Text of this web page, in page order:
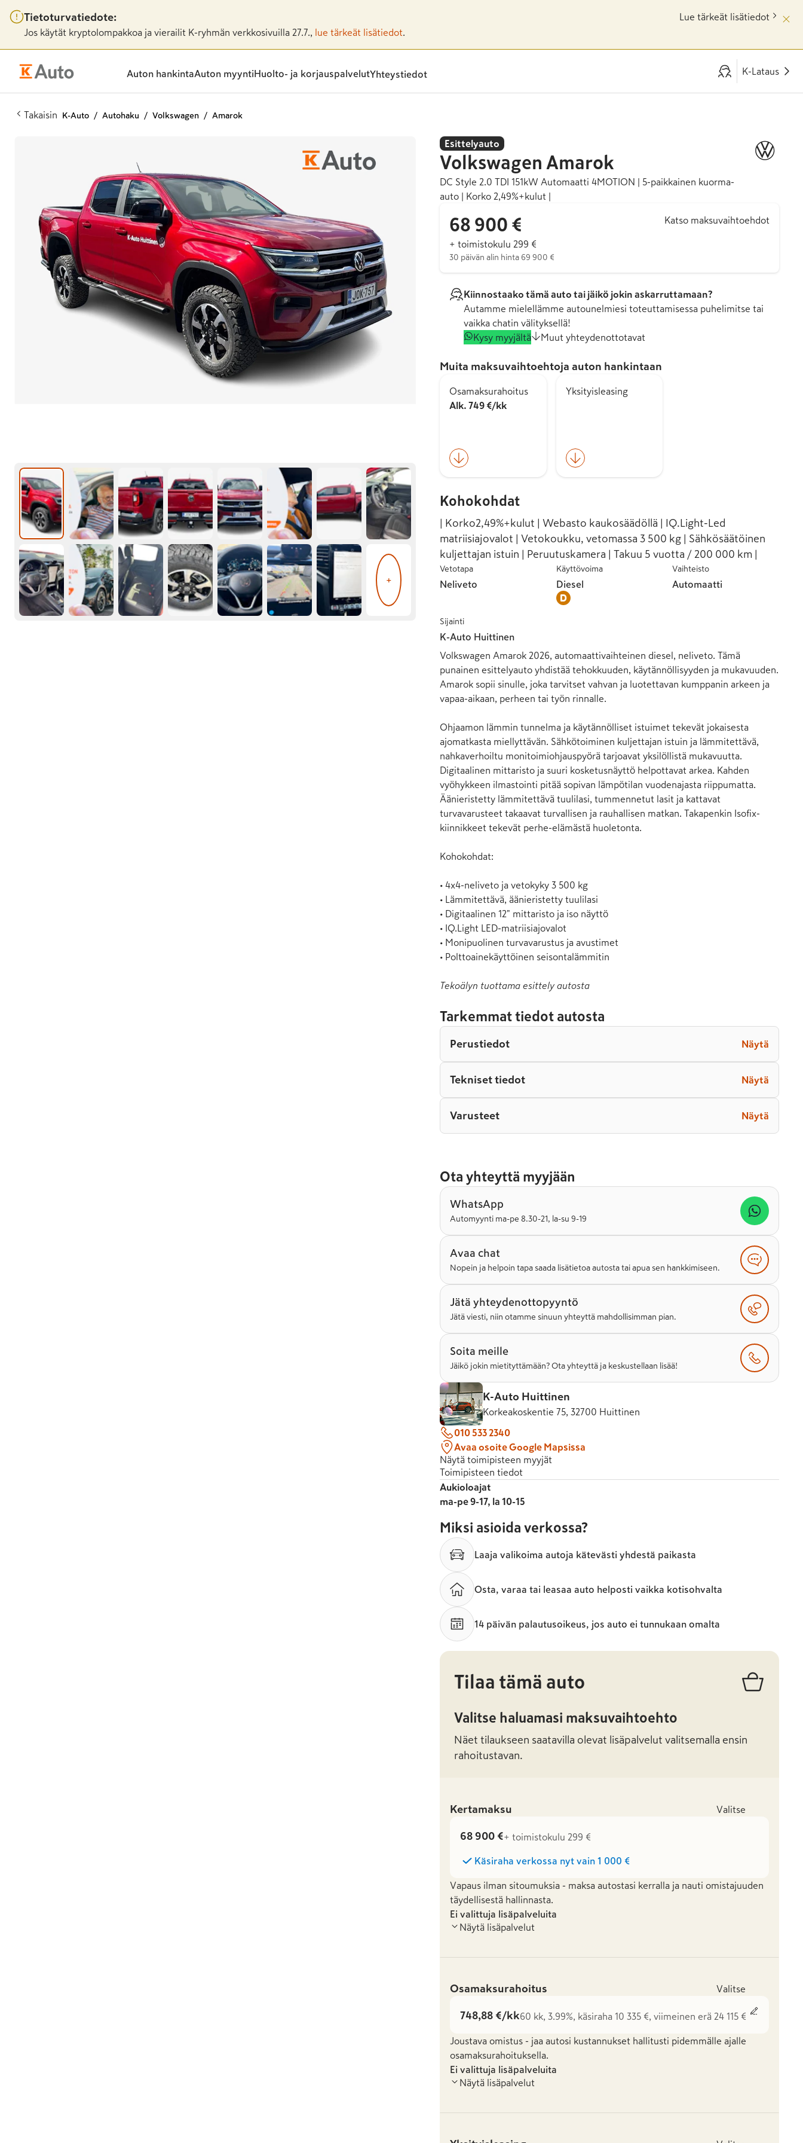
Tietoturvatiedote:
Jos käytät kryptolompakkoa ja vierailit K-ryhmän verkkosivuilla 27.7., lue tärkeät lisätiedot
Lue tärkeät lisätiedot
Auton hankintaAuton myynti Huolto- ja korjauspalvelutYhteystiedot K-Lataus
Takaisin K-Auto Autohaku Volkswagen Amarok
+
Esittelyauto
Volkswagen Amarok
DC Style 2.0 TDI 151kW Automaatti 4MOTION | 5-paikkainen kuorma-
auto | Korko 2,49%+kulut |
68 900 €
+ toimistokulu 299 €
30 päivän alin hinta 69 900 €
Katso maksuvaihtoehdot
Kiinnostaako tämä auto tai jäikö jokin askarruttamaan?
Autamme mielellämme autounelmiesi toteuttamisessa puhelimitse tai
vaikka chatin välityksellä!
Kysy myyjältä
Muut yhteydenottotavat
Muita maksuvaihtoehtoja auton hankintaan
Osamaksurahoitus
Alk. 749 €/kk
Yksityisleasing
Kohokohdat
| Korko2,49%+kulut | Webasto kaukosäädöllä | IQ.Light-Led
matriisiajovalot | Vetokoukku, vetomassa 3 500 kg | Sähkösäätöinen
kuljettajan istuin | Peruutuskamera | Takuu 5 vuotta / 200 000 km |
Vetotapa
Neliveto
Käyttövoima
Diesel
Vaihteisto
Automaatti
Sijainti
K-Auto Huittinen
Volkswagen Amarok 2026, automaattivaihteinen diesel, neliveto. Tämä
punainen esittelyauto yhdistää tehokkuuden, käytännöllisyyden ja mukavuuden.
Amarok sopii sinulle, joka tarvitset vahvan ja luotettavan kumppanin arkeen ja
vapaa-aikaan, perheen tai työn rinnalle.
Ohjaamon lämmin tunnelma ja käytännölliset istuimet tekevät jokaisesta
ajomatkasta miellyttävän. Sähkötoiminen kuljettajan istuin ja lämmitettävä,
nahkaverhoiltu monitoimiohjauspyörä tarjoavat yksilöllistä mukavuutta.
Digitaalinen mittaristo ja suuri kosketusnäyttö helpottavat arkea. Kahden
vyöhykkeen ilmastointi pitää sopivan lämpötilan vuodenajasta riippumatta.
Äänieristetty lämmitettävä tuulilasi, tummennetut lasit ja kattavat
turvavarusteet takaavat turvallisen ja rauhallisen matkan. Takapenkin Isofix-
kiinnikkeet tekevät perhe-elämästä huoletonta.
Kohokohdat:
• 4x4-neliveto ja vetokyky 3 500 kg
• Lämmitettävä, äänieristetty tuulilasi
• Digitaalinen 12" mittaristo ja iso näyttö
• IQ.Light LED-matriisiajovalot
• Monipuolinen turvavarustus ja avustimet
• Polttoainekäyttöinen seisontalämmitin
Tekoälyn tuottama esittely autosta
Tarkemmat tiedot autosta
Perustiedot Näytä
Tekniset tiedot Näytä
Varusteet Näytä
Ota yhteyttä myyjään
WhatsApp
Automyynti ma-pe 8.30-21, la-su 9-19
Avaa chat
Nopein ja helpoin tapa saada lisätietoa autosta tai apua sen hankkimiseen.
Jätä yhteydenottopyyntö
Jätä viesti, niin otamme sinuun yhteyttä mahdollisimman pian.
Soita meille
Jäikö jokin mietityttämään? Ota yhteyttä ja keskustellaan lisää!
K-Auto Huittinen
Korkeakoskentie 75, 32700 Huittinen
010 533 2340
Avaa osoite Google Mapsissa
Näytä toimipisteen myyjät
Toimipisteen tiedot
Aukioloajat
ma-pe 9-17, la 10-15
Miksi asioida verkossa?
Laaja valikoima autoja kätevästi yhdestä paikasta
Osta, varaa tai leasaa auto helposti vaikka kotisohvalta
14 päivän palautusoikeus, jos auto ei tunnukaan omalta
Tilaa tämä auto
Valitse haluamasi maksuvaihtoehto
Näet tilaukseen saatavilla olevat lisäpalvelut valitsemalla ensin
rahoitustavan.
Kertamaksu Valitse
68 900 €+ toimistokulu 299 €
Käsiraha verkossa nyt vain 1 000 €
Vapaus ilman sitoumuksia - maksa autostasi kerralla ja nauti omistajuuden
täydellisestä hallinnasta.
Ei valittuja lisäpalveluita
Näytä lisäpalvelut
Osamaksurahoitus Valitse
748,88 €/kk60 kk, 3.99%, käsiraha 10 335 €, viimeinen erä 24 115 €
Joustava omistus - jaa autosi kustannukset hallitusti pidemmälle ajalle
osamaksurahoituksella.
Ei valittuja lisäpalveluita
Näytä lisäpalvelut